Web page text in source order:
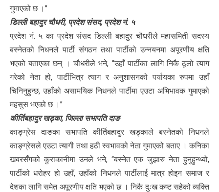
गुमाएको छ ।’’
डिल्ली बहादुर चौधरी, प्रदेश संसद, प्रदेश नं. ५
प्रदेश नं. ५ का प्रदेश संसद डिल्ली बहादुर चौधरीले महासमिती सदस्य
बस्नेतको निधनले पार्टी संगठन तथा पार्टीको उन्नयनमा अपूरणीय क्षति
भएको बताएका छन् । चौधरीले भने, ‘‘उहाँ पार्टीका लागि निकै ठूलो त्याग
गरेको नेता हो, पार्टीभित्र त्याग र अनुशासनको पर्यायका रुपमा उहाँ
चिनिनुहुन्छ, उहाँको असामयिक निधनले पार्टीमा एउटा अभिभावक गुमाएको
महसुस भएको छ ।’’
कीर्तिबहादुर खड्का, जिल्ला सभापति दाङ
काङ्ग्रेस दाङका सभापति कीर्तिबहादुर खड्काले बस्नेतको निधनले
काङ्ग्रेसले एउटा त्यागी तथा हठी स्वभावको नेता गुमाएको बताए । कनिका
खबरसँगको कुराकानीमा उनले भने, ‘‘बस्नेत एक जुझारु नेता हुनुहुन्थ्यो,
पार्टीको धरोहर हो उहाँ, उहाँको निधनले पार्टीलाई मात्र होइन समाज र
देशका लागि समेत अपूरणीय क्षति भएको छ । निकै दुःख कष्ट सहेको व्यक्ति